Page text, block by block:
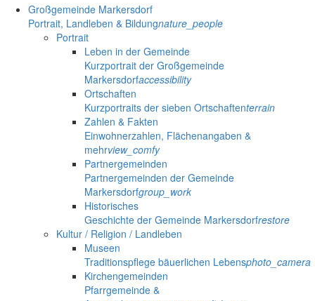
Großgemeinde Markersdorf
Portrait, Landleben & Bildungnature_people
Portrait
Leben in der Gemeinde
Kurzportrait der Großgemeinde
Markersdorfaccessibility
Ortschaften
Kurzportraits der sieben Ortschaftenterrain
Zahlen & Fakten
Einwohnerzahlen, Flächenangaben &
mehrview_comfy
Partnergemeinden
Partnergemeinden der Gemeinde
Markersdorfgroup_work
Historisches
Geschichte der Gemeinde Markersdorfrestore
Kultur / Religion / Landleben
Museen
Traditionspflege bäuerlichen Lebensphoto_camera
Kirchengemeinden
Pfarrgemeinde &